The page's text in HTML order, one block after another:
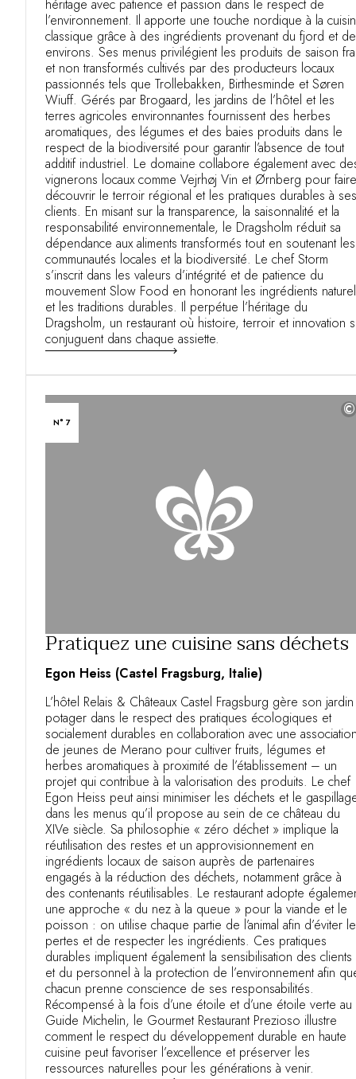
héritage avec patience et passion dans le respect de
l’environnement. Il apporte une touche nordique à la
classique grâce à des ingrédients provenant du fjord et
environs. Ses menus privilégient les produits de saison
et non transformés cultivés par des producteurs locaux
passionnés tels que Trollebakken, Birthesminde et Søren
Wiuff. Gérés par Brogaard, les jardins de l’hôtel et les
terres agricoles environnantes fournissent des herbes
aromatiques, des légumes et des baies produits dans le
respect de la biodiversité pour garantir l’absence de tout
additif industriel. Le domaine collabore également avec
vignerons locaux comme Vejrhøj Vin et Ørnberg pour faire
découvrir le terroir régional et les pratiques durables à ses
clients. En misant sur la transparence, la saisonnalité et la
responsabilité environnementale, le Dragsholm réduit sa
dépendance aux aliments transformés tout en soutenant les
communautés locales et la biodiversité. Le chef Storm
s’inscrit dans les valeurs d’intégrité et de patience du
mouvement Slow Food en honorant les ingrédients
et les traditions durables. Il perpétue l’héritage du
Dragsholm, un restaurant où histoire, terroir et innovation
conjuguent dans chaque assiette.
N° 7
©
Pratiquez une cuisine sans déchets
Egon Heiss (Castel Fragsburg, Italie)
L’hôtel Relais & Châteaux Castel Fragsburg gère son jardin
potager dans le respect des pratiques écologiques et
socialement durables en collaboration avec une
de jeunes de Merano pour cultiver fruits, légumes et
herbes aromatiques à proximité de l’établissement – un
projet qui contribue à la valorisation des produits. Le chef
Egon Heiss peut ainsi minimiser les déchets et le
dans les menus qu’il propose au sein de ce château du
XIVe siècle. Sa philosophie « zéro déchet » implique la
réutilisation des restes et un approvisionnement en
ingrédients locaux de saison auprès de partenaires
engagés à la réduction des déchets, notamment grâce à
des contenants réutilisables. Le restaurant adopte
une approche « du nez à la queue » pour la viande et le
poisson : on utilise chaque partie de l’animal afin d’éviter
pertes et de respecter les ingrédients. Ces pratiques
durables impliquent également la sensibilisation des clients
et du personnel à la protection de l’environnement afin
chacun prenne conscience de ses responsabilités.
Récompensé à la fois d’une étoile et d’une étoile verte au
Guide Michelin, le Gourmet Restaurant Prezioso illustre
comment le respect du développement durable en haute
cuisine peut favoriser l’excellence et préserver les
ressources naturelles pour les générations à venir.